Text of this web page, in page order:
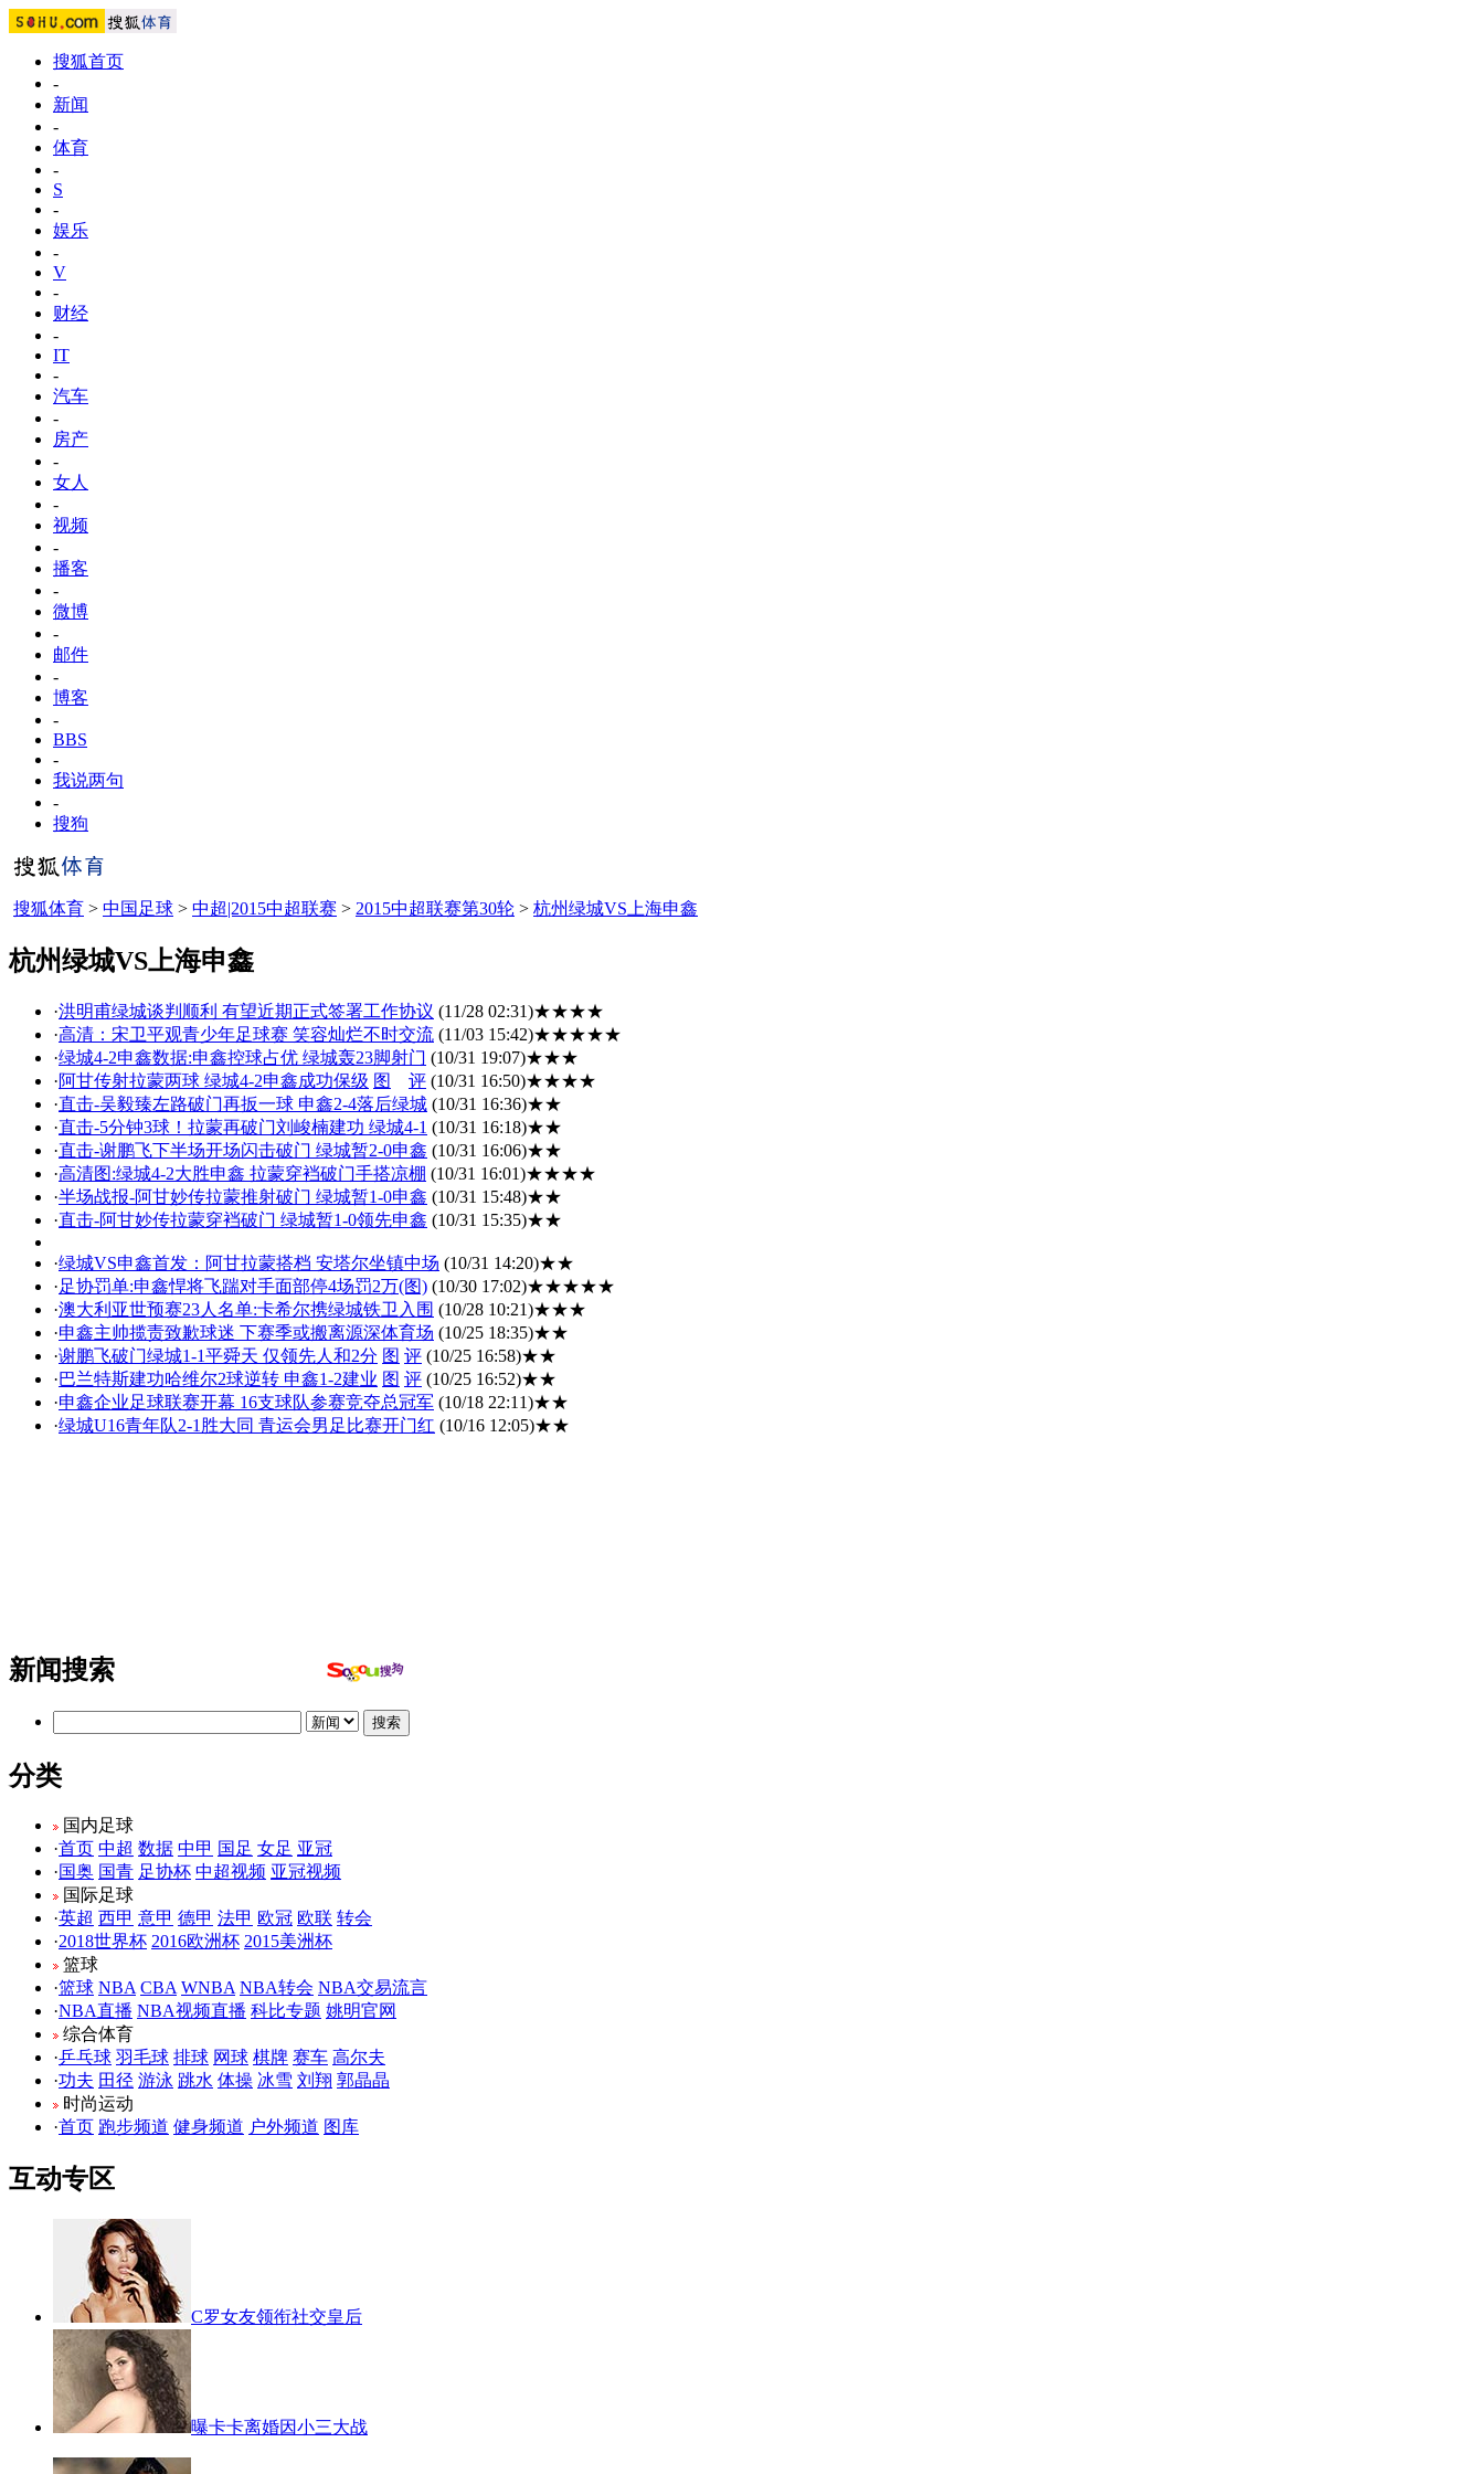
搜狐首页
-
新闻
-
体育
-
S
-
娱乐
-
V
-
财经
-
IT
-
汽车
-
房产
-
女人
-
视频
-
播客
-
微博
-
邮件
-
博客
-
BBS
-
我说两句
-
搜狗
搜狐体育 > 中国足球 > 中超|2015中超联赛 > 2015中超联赛第30轮 > 杭州绿城VS上海申鑫
杭州绿城VS上海申鑫
·洪明甫绿城谈判顺利 有望近期正式签署工作协议 (11/28 02:31)★★★★
·高清：宋卫平观青少年足球赛 笑容灿烂不时交流 (11/03 15:42)★★★★★
·绿城4-2申鑫数据:申鑫控球占优 绿城轰23脚射门 (10/31 19:07)★★★
·阿甘传射拉蒙两球 绿城4-2申鑫成功保级 图 评 (10/31 16:50)★★★★
·直击-吴毅臻左路破门再扳一球 申鑫2-4落后绿城 (10/31 16:36)★★
·直击-5分钟3球！拉蒙再破门刘峻楠建功 绿城4-1 (10/31 16:18)★★
·直击-谢鹏飞下半场开场闪击破门 绿城暂2-0申鑫 (10/31 16:06)★★
·高清图:绿城4-2大胜申鑫 拉蒙穿裆破门手搭凉棚 (10/31 16:01)★★★★
·半场战报-阿甘妙传拉蒙推射破门 绿城暂1-0申鑫 (10/31 15:48)★★
·直击-阿甘妙传拉蒙穿裆破门 绿城暂1-0领先申鑫 (10/31 15:35)★★
·绿城VS申鑫首发：阿甘拉蒙搭档 安塔尔坐镇中场 (10/31 14:20)★★
·足协罚单:申鑫悍将飞踹对手面部停4场罚2万(图) (10/30 17:02)★★★★★
·澳大利亚世预赛23人名单:卡希尔携绿城铁卫入围 (10/28 10:21)★★★
·申鑫主帅揽责致歉球迷 下赛季或搬离源深体育场 (10/25 18:35)★★
·谢鹏飞破门绿城1-1平舜天 仅领先人和2分 图 评 (10/25 16:58)★★
·巴兰特斯建功哈维尔2球逆转 申鑫1-2建业 图 评 (10/25 16:52)★★
·申鑫企业足球联赛开幕 16支球队参赛竞夺总冠军 (10/18 22:11)★★
·绿城U16青年队2-1胜大同 青运会男足比赛开门红 (10/16 12:05)★★
新闻搜索
分类
国内足球
·首页 中超 数据 中甲 国足 女足 亚冠
·国奥 国青 足协杯 中超视频 亚冠视频
国际足球
·英超 西甲 意甲 德甲 法甲 欧冠 欧联 转会
·2018世界杯 2016欧洲杯 2015美洲杯
篮球
·篮球 NBA CBA WNBA NBA转会 NBA交易流言
·NBA直播 NBA视频直播 科比专题 姚明官网
综合体育
·乒乓球 羽毛球 排球 网球 棋牌 赛车 高尔夫
·功夫 田径 游泳 跳水 体操 冰雪 刘翔 郭晶晶
时尚运动
·首页 跑步频道 健身频道 户外频道 图库
互动专区
C罗女友领衔社交皇后
曝卡卡离婚因小三大战